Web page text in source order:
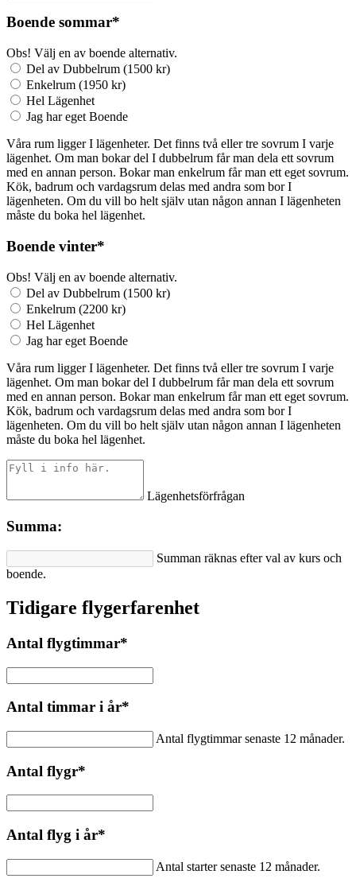
Boende sommar*
Obs! Välj en av boende alternativ.
Del av Dubbelrum (1500 kr)
Enkelrum (1950 kr)
Hel Lägenhet
Jag har eget Boende
Våra rum ligger I lägenheter. Det finns två eller tre sovrum I varje
lägenhet. Om man bokar del I dubbelrum får man dela ett sovrum
med en annan person. Bokar man enkelrum får man ett eget sovrum.
Kök, badrum och vardagsrum delas med andra som bor I
lägenheten. Om du vill bo helt själv utan någon annan I lägenheten
måste du boka hel lägenhet.
Boende vinter*
Obs! Välj en av boende alternativ.
Del av Dubbelrum (1500 kr)
Enkelrum (2200 kr)
Hel Lägenhet
Jag har eget Boende
Våra rum ligger I lägenheter. Det finns två eller tre sovrum I varje
lägenhet. Om man bokar del I dubbelrum får man dela ett sovrum
med en annan person. Bokar man enkelrum får man ett eget sovrum.
Kök, badrum och vardagsrum delas med andra som bor I
lägenheten. Om du vill bo helt själv utan någon annan I lägenheten
måste du boka hel lägenhet.
Lägenhetsförfrågan
Summa:
Summan räknas efter val av kurs och
boende.
Tidigare flygerfarenhet
Antal flygtimmar*
Antal timmar i år*
Antal flygtimmar senaste 12 månader.
Antal flygr*
Antal flyg i år*
Antal starter senaste 12 månader.